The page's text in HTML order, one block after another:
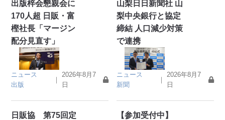
出版梓会懇親会に
170人超 日販・富
樫社長「マージン
配分見直す」
ニュース
出版
｜
2026年8月7
日
山梨日日新聞社 山
梨中央銀行と協定
締結 人口減少対策
で連携
ニュース
新聞
｜
2026年8月7
日
日販協 第75回定
【参加受付中】